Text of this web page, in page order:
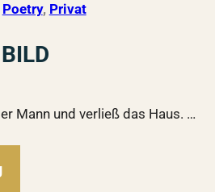
Poetry, Privat
Mann und verließ das Haus. …